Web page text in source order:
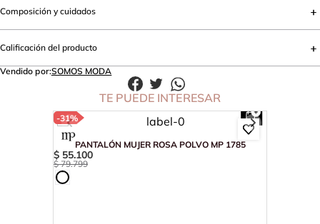
Composición y cuidados
Calificación del producto
Vendido por:SOMOS MODA
TE PUEDE INTERESAR
-31%
PANTALÓN MUJER ROSA POLVO MP 1785
$ 55.100
$ 79.799